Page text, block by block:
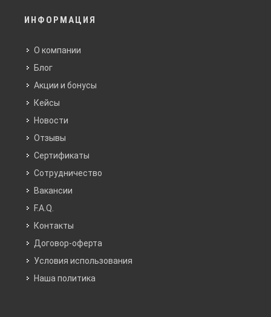
ИНФОРМАЦИЯ
О компании
Блог
Акции и бонусы
Кейсы
Новости
Отзывы
Сертификаты
Сотрудничество
Вакансии
F.A.Q.
Контакты
Договор-оферта
Условия использования
Наша политика